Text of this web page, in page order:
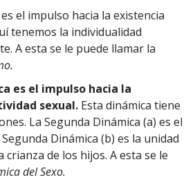
el impulso hacia la existencia
tenemos la individualidad
A esta se le puede llamar la
es el impulso hacia la
sexual. Esta dinámica tiene
La Segunda Dinámica (a) es el
Dinámica (b) es la unidad
de los hijos. A esta se le
del Sexo.